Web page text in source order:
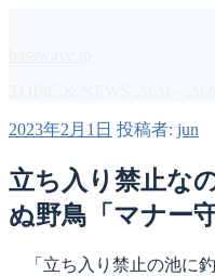
へ
キ
プ
投
日:
2023年2月1日 投稿者: jun
立ち入り禁止な
ぬ野鳥「マナー
「立ち入り禁止の池に